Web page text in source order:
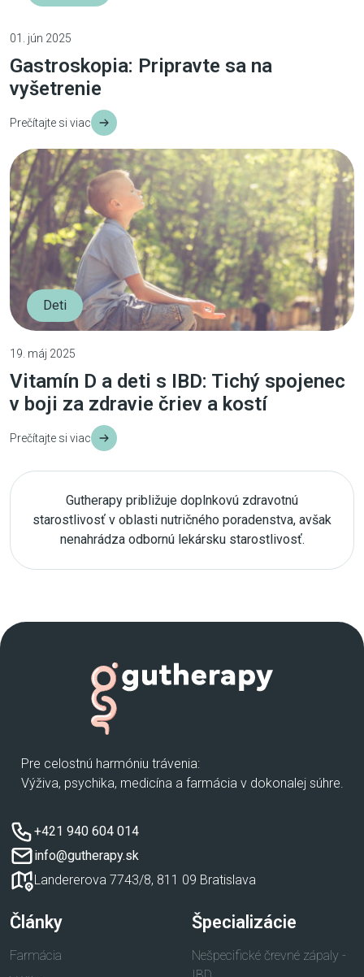
01. jún 2025
Gastroskopia: Pripravte sa na
vyšetrenie
Prečítajte si viac
Deti
19. máj 2025
Vitamín D a deti s IBD: Tichý spojenec
v boji za zdravie čriev a kostí
Prečítajte si viac
Gutherapy približuje doplnkovú zdravotnú
starostlivosť v oblasti nutričného poradenstva, avšak
nenahrádza odbornú lekársku starostlivosť.
Pre celostnú harmóniu trávenia:
Výživa, psychika, medicína a farmácia v dokonalej súhre.
+421 940 604 014
info@gutherapy.sk
Landererova 7743/8, 811 09 Bratislava
Články
Farmácia
Špecializácie
Nešpecifické črevné zápaly -